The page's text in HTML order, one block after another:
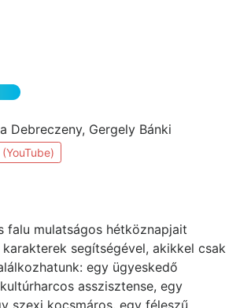
Debreczeny, Gergely Bánki
falu mulatságos hétköznapjait
segítségével, akikkel csak
egy ügyeskedő
asszisztense, egy
szexi kocsmáros, egy féleszű